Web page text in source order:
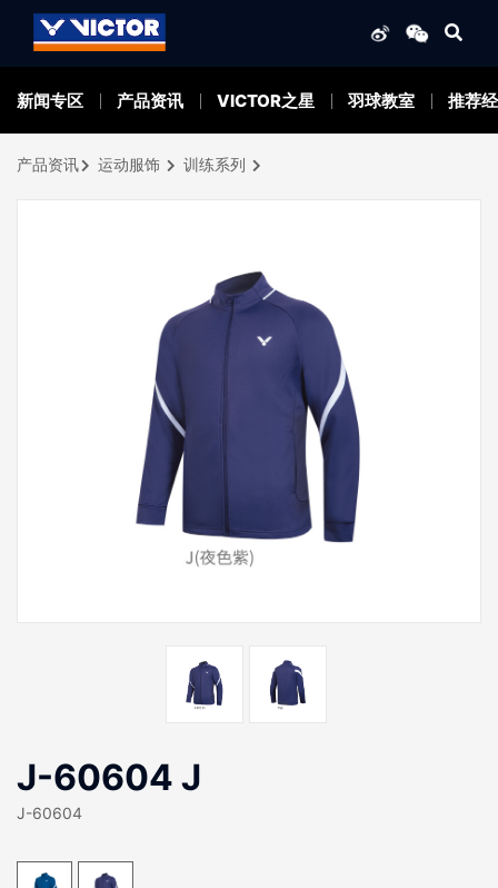
新闻专区 产品资讯 VICTOR之星 羽球教室 推荐
产品资讯 运动服饰 训练系列
J-60604 J
J-60604